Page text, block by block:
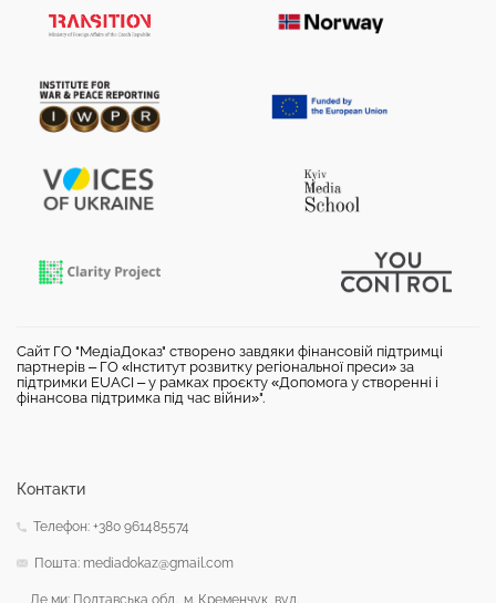
Сайт ГО "МедіаДоказ" створено завдяки фінансовій підтримці
партнерів – ГО «Інститут розвитку регіональної преси» за
підтримки EUACI – у рамках проєкту «Допомога у створенні і
фінансова підтримка під час війни»".
Контакти
Телефон: +380 961485574
Пошта: mediadokaz@gmail.com
Де ми: Полтавська обл., м. Кременчук, вул.